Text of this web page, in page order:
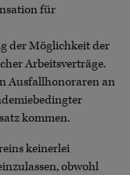
für
der Möglichkeit der
Arbeitsverträge.
Ausfallhonoraren an
kommen.
keinerlei
obwohl